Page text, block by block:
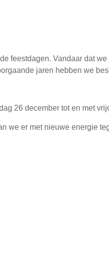
feestdagen. Vandaar dat
jaren hebben we
26 december tot en met
we er met nieuwe energie